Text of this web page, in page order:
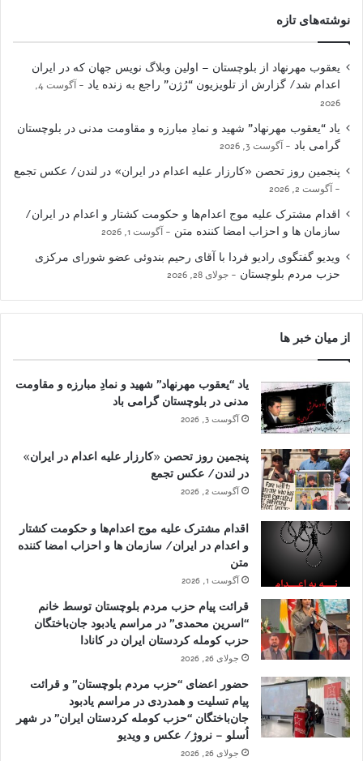
نوشته‌های تازه
یعقوب مهرنهاد از بلوچستان – اولین وبلاگ نویس جهان که در ایران
اعدام شد/ گزارش از تلویزیون “رُژن” راجع به زنده یاد
آگوست 4,
2026
یاد “یعقوب مهرنهاد” شهید و نمادِ مبارزه و مقاومت مدنی در بلوچستان
گرامی باد
آگوست 3, 2026
پنجمین روز تحصن «کارزار علیه اعدام در ایران» در لندن/ عکس تجمع
آگوست 2, 2026
اقدام مشترک علیه موج اعدام‌ها و حکومت کشتار و اعدام در ایران/
سازمان ها و احزاب امضا کننده متن
آگوست 1, 2026
ویدیو گفتگوی رادیو فردا با آقای رحیم بندوئی عضو شورای مرکزی
حزب مردم بلوچستان
جولای 28, 2026
از میان خبر ها
یاد “یعقوب مهرنهاد” شهید و نمادِ مبارزه و مقاومت
مدنی در بلوچستان گرامی باد
آگوست 3, 2026
پنجمین روز تحصن «کارزار علیه اعدام در ایران»
در لندن/ عکس تجمع
آگوست 2, 2026
اقدام مشترک علیه موج اعدام‌ها و حکومت کشتار
و اعدام در ایران/ سازمان ها و احزاب امضا کننده
متن
آگوست 1, 2026
قرائت پیام حزب مردم بلوچستان توسط خانم
“اسرین محمدی” در مراسم یادبود جان‌باختگان
حزب کومله کردستان ایران در کانادا
جولای 26, 2026
حضور اعضای “حزب مردم بلوچستان” و قرائت
پیام تسلیت و همدردی در مراسم یادبود
جان‌باختگان “حزب کومله کردستان ایران” در شهر
اُسلو – نروژ/ عکس و ویدیو
جولای 26, 2026